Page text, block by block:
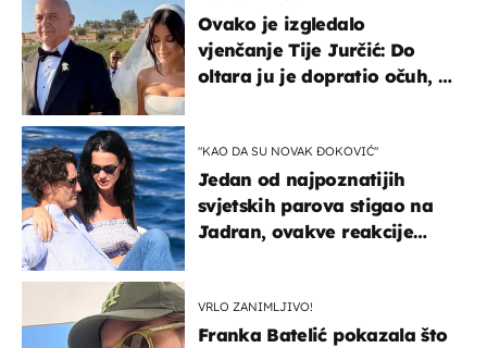
Ovako je izgledalo
vjenčanje Tije Jurčić: Do
oltara ju je dopratio očuh, a
"KAO DA SU NOVAK ĐOKOVIĆ"
Jedan od najpoznatijih
svjetskih parova stigao na
Jadran, ovakve reakcije
VRLO ZANIMLJIVO!
Franka Batelić pokazala što